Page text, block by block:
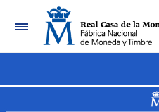
Navegación